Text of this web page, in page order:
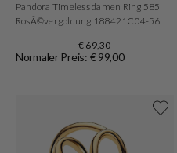
Pandora Timeless damen Ring 585
RosÃ©vergoldung 188421C04-56
€ 69,30
Normaler Preis: € 99,00